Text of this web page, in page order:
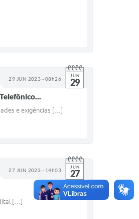
29 JUN 2023 - 08h26 JUN
29
e exigências […]
27 JUN 2023 - 14h03 JUN
27
[…]